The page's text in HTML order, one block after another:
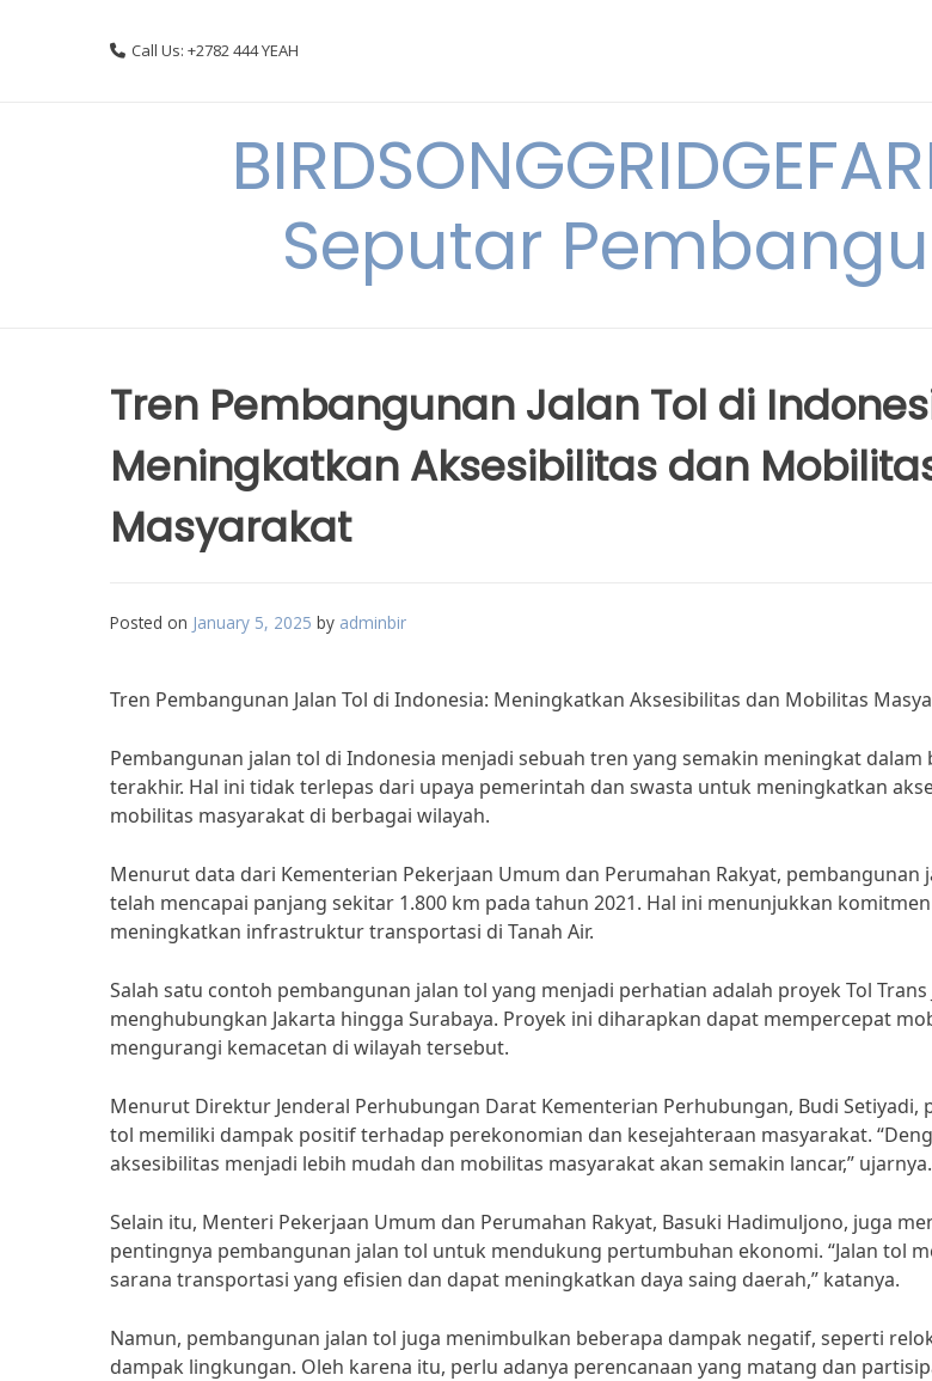
Call Us: +2782 444 YEAH
Seputar
Tren Pembangunan Jalan Tol di
Meningkatkan Aksesibilitas dan
Masyarakat
Posted on January 5, 2025 by adminbir
Tren Pembangunan Jalan Tol di Indonesia: Meningkatkan Aksesibilitas dan Mobilitas
Pembangunan jalan tol di Indonesia menjadi sebuah tren yang semakin meningkat dalam
terakhir. Hal ini tidak terlepas dari upaya pemerintah dan swasta untuk meningkatkan
mobilitas masyarakat di berbagai wilayah.
Menurut data dari Kementerian Pekerjaan Umum dan Perumahan Rakyat, pembangunan
telah mencapai panjang sekitar 1.800 km pada tahun 2021. Hal ini menunjukkan
meningkatkan infrastruktur transportasi di Tanah Air.
Salah satu contoh pembangunan jalan tol yang menjadi perhatian adalah proyek Tol Trans
menghubungkan Jakarta hingga Surabaya. Proyek ini diharapkan dapat mempercepat
mengurangi kemacetan di wilayah tersebut.
Menurut Direktur Jenderal Perhubungan Darat Kementerian Perhubungan, Budi Setiyadi,
tol memiliki dampak positif terhadap perekonomian dan kesejahteraan masyarakat.
aksesibilitas menjadi lebih mudah dan mobilitas masyarakat akan semakin lancar,” ujarnya.
Selain itu, Menteri Pekerjaan Umum dan Perumahan Rakyat, Basuki Hadimuljono, juga
pentingnya pembangunan jalan tol untuk mendukung pertumbuhan ekonomi. “Jalan tol
sarana transportasi yang efisien dan dapat meningkatkan daya saing daerah,” katanya.
Namun, pembangunan jalan tol juga menimbulkan beberapa dampak negatif, seperti
dampak lingkungan. Oleh karena itu, perlu adanya perencanaan yang matang dan